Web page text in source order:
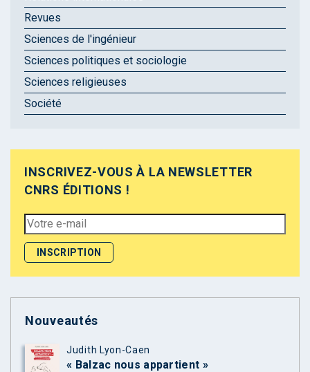
Revues
Sciences de l'ingénieur
Sciences politiques et sociologie
Sciences religieuses
Société
INSCRIVEZ-VOUS À LA NEWSLETTER
CNRS ÉDITIONS !
Nouveautés
Judith Lyon-Caen
« Balzac nous appartient »